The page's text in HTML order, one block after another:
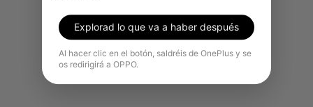
Explorad lo que va a haber después
Al hacer clic en el botón, saldréis de OnePlus y se
os redirigirá a OPPO.